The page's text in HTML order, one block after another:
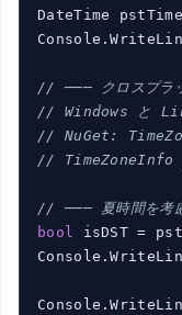
DateTime
// ─── クロスプラ
// Windows と
// NuGet:
// TimeZoneInfo
// ─── 夏時間を考
bool
isDST =